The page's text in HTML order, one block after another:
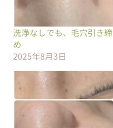
洗浄なしでも、毛穴引き締
め
2025年8月3日